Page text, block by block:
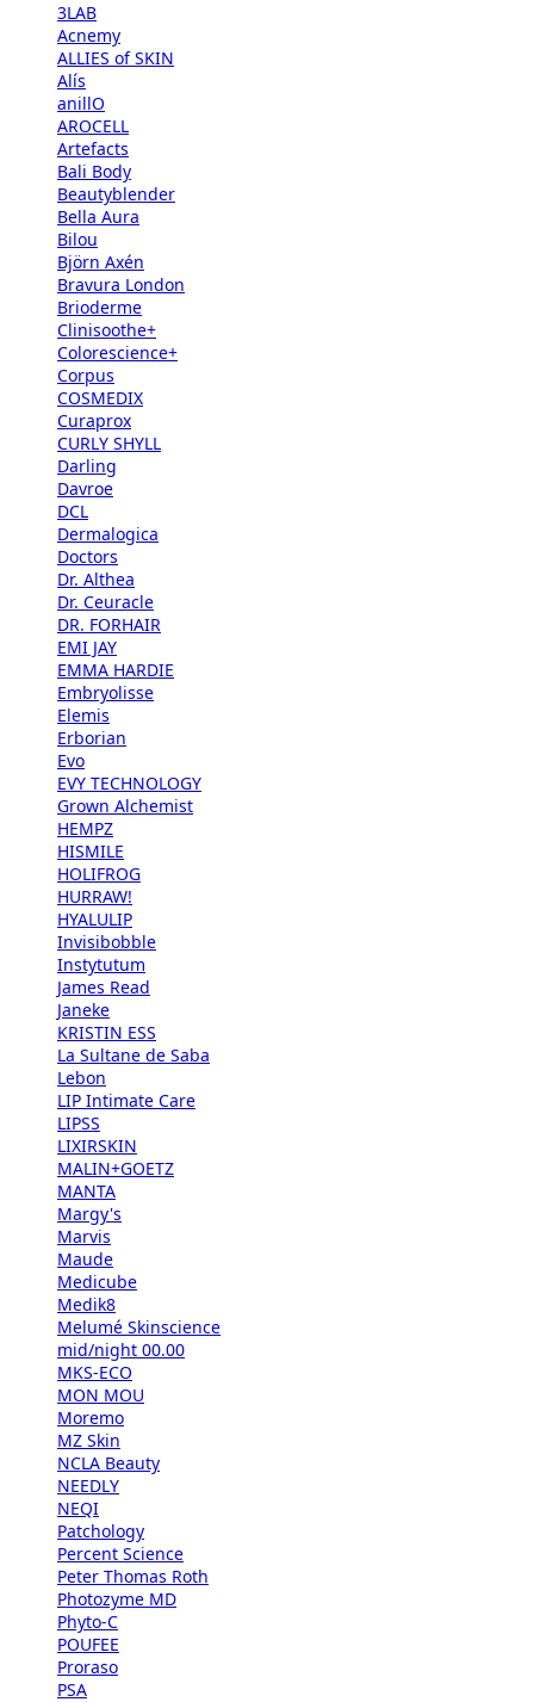
3LAB
Acnemy
ALLIES of SKIN
Alís
anillO
AROCELL
Artefacts
Bali Body
Beautyblender
Bella Aura
Bilou
Björn Axén
Bravura London
Brioderme
Clinisoothe+
Colorescience+
Corpus
COSMEDIX
Curaprox
CURLY SHYLL
Darling
Davroe
DCL
Dermalogica
Doctors
Dr. Althea
Dr. Ceuracle
DR. FORHAIR
EMI JAY
EMMA HARDIE
Embryolisse
Elemis
Erborian
Evo
EVY TECHNOLOGY
Grown Alchemist
HEMPZ
HISMILE
HOLIFROG
HURRAW!
HYALULIP
Invisibobble
Instytutum
James Read
Janeke
KRISTIN ESS
La Sultane de Saba
Lebon
LIP Intimate Care
LIPSS
LIXIRSKIN
MALIN+GOETZ
MANTA
Margy's
Marvis
Maude
Medicube
Medik8
Melumé Skinscience
mid/night 00.00
MKS-ECO
MON MOU
Moremo
MZ Skin
NCLA Beauty
NEEDLY
NEQI
Patchology
Percent Science
Peter Thomas Roth
Photozyme MD
Phyto-C
POUFEE
Proraso
PSA